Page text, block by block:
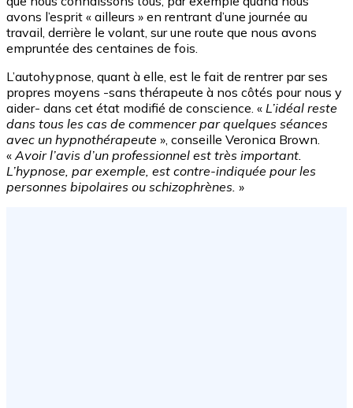
avons l’esprit « ailleurs » en rentrant d’une journée au
travail, derrière le volant, sur une route que nous avons
empruntée des centaines de fois.
L’autohypnose, quant à elle, est le fait de rentrer par ses
propres moyens -sans thérapeute à nos côtés pour nous y
aider- dans cet état modifié de conscience. « L’idéal reste
dans tous les cas de commencer par quelques séances
avec un hypnothérapeute », conseille Veronica Brown.
«Avoir l’avis d’un professionnel est très important.
L’hypnose, par exemple, est contre-indiquée pour les
personnes bipolaires ou schizophrènes. »